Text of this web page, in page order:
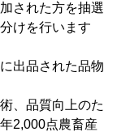
された方を抽選
けを行います
出品された品物
、品質向上のた
2,000点農畜産